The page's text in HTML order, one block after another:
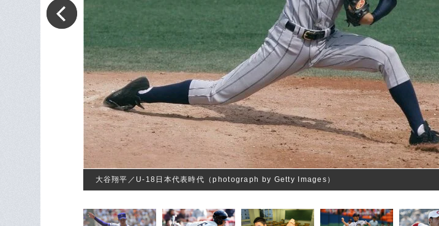
大谷翔平／U-18日本代表時代（photograph by Getty Images）